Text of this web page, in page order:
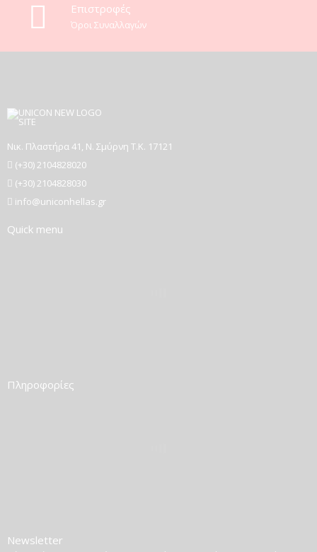
Επιστροφές
Όροι Συναλλαγών
Νικ. Πλαστήρα 41, Ν. Σμύρνη T.K. 17121
(+30) 2104828020
(+30) 2104828030
info@uniconhellas.gr
Quick menu
Πληροφορίες
Newsletter